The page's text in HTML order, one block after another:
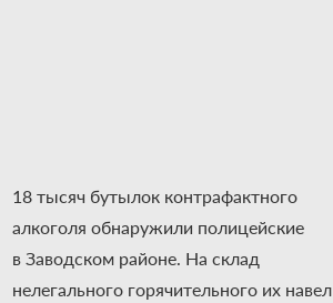
18 тысяч бутылок контрафактного
алкоголя обнаружили полицейские
в Заводском районе. На склад
нелегального горячительного их навел